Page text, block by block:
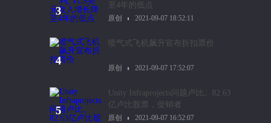
至4年的低点
原创 2021-09-07 18:52:11
3
喷气式飞机飙升宣布折扣票价
原创 2021-09-07 17:52:07
4
Unity Infraprojects问题卢比。82.63
亿卢比股票，促销者
原创 2021-09-07 16:52:07
5